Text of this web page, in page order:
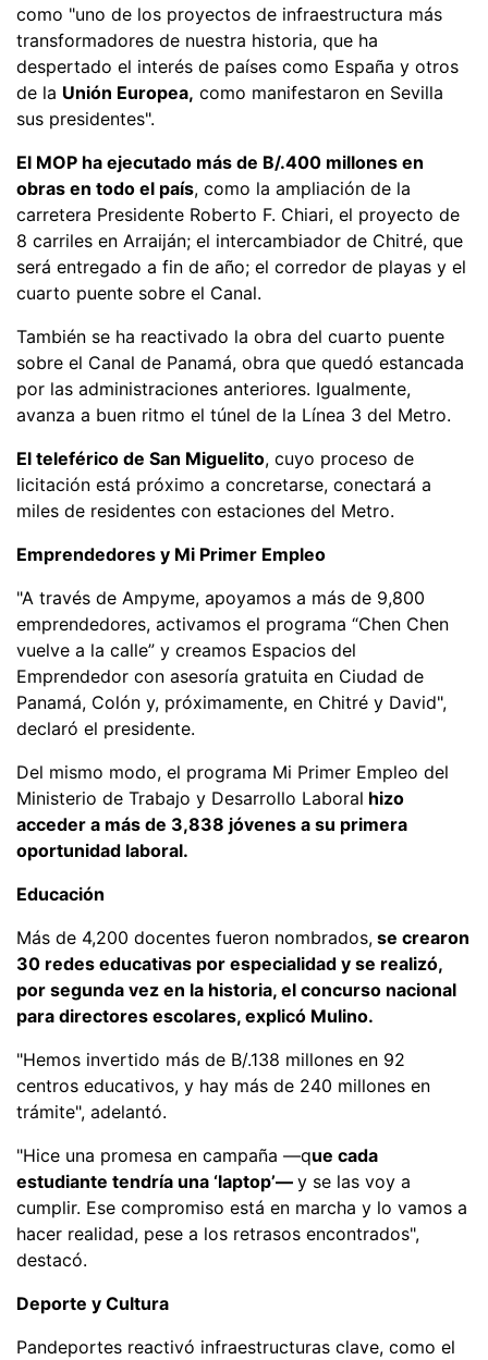
como "uno de los proyectos de infraestructura más
transformadores de nuestra historia, que ha
despertado el interés de países como España y otros
de la Unión Europea, como manifestaron en Sevilla
sus presidentes".
El MOP ha ejecutado más de B/.400 millones en
obras en todo el país, como la ampliación de la
carretera Presidente Roberto F. Chiari, el proyecto de
8 carriles en Arraiján; el intercambiador de Chitré, que
será entregado a fin de año; el corredor de playas y el
cuarto puente sobre el Canal.
También se ha reactivado la obra del cuarto puente
sobre el Canal de Panamá, obra que quedó estancada
por las administraciones anteriores. Igualmente,
avanza a buen ritmo el túnel de la Línea 3 del Metro.
El teleférico de San Miguelito, cuyo proceso de
licitación está próximo a concretarse, conectará a
miles de residentes con estaciones del Metro.
Emprendedores y Mi Primer Empleo
"A través de Ampyme, apoyamos a más de 9,800
emprendedores, activamos el programa “Chen Chen
vuelve a la calle” y creamos Espacios del
Emprendedor con asesoría gratuita en Ciudad de
Panamá, Colón y, próximamente, en Chitré y David",
declaró el presidente.
Del mismo modo, el programa Mi Primer Empleo del
Ministerio de Trabajo y Desarrollo Laboral hizo
acceder a más de 3,838 jóvenes a su primera
oportunidad laboral.
Educación
Más de 4,200 docentes fueron nombrados, se crearon
30 redes educativas por especialidad y se realizó,
por segunda vez en la historia, el concurso nacional
para directores escolares, explicó Mulino.
"Hemos invertido más de B/.138 millones en 92
centros educativos, y hay más de 240 millones en
trámite", adelantó.
"Hice una promesa en campaña —que cada
estudiante tendría una ‘laptop’— y se las voy a
cumplir. Ese compromiso está en marcha y lo vamos a
hacer realidad, pese a los retrasos encontrados",
destacó.
Deporte y Cultura
Pandeportes reactivó infraestructuras clave, como el